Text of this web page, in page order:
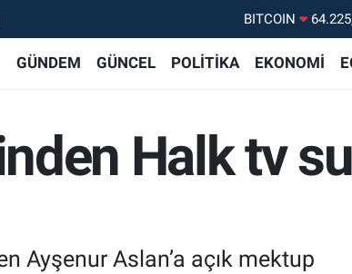
DOLAR
EURO
BİST100
GÜNDEM GÜNCEL POLİTİKA EKONOMİ
Halk tv
Ayşenur Aslan’a açık mektup